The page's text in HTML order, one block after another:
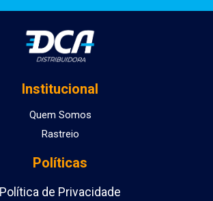
Institucional
Quem Somos
Rastreio
Políticas
Política de Privacidade